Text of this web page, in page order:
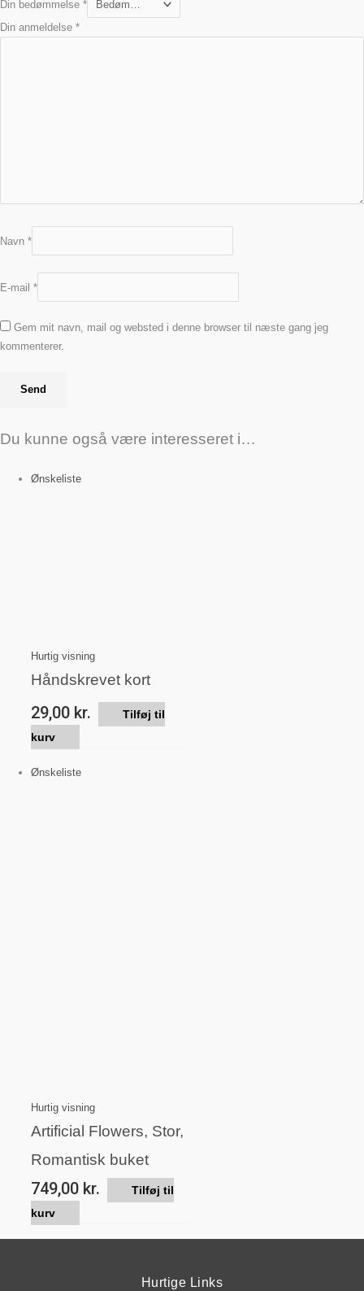
Din bedømmelse *
Din anmeldelse *
Navn *
E-mail *
Gem mit navn, mail og websted i denne browser til næste gang jeg
kommenterer.
Du kunne også være interesseret i…
Ønskeliste
Hurtig visning
Håndskrevet kort
29,00 kr.
Tilføj til
kurv
Ønskeliste
Hurtig visning
Artificial Flowers, Stor,
Romantisk buket
749,00 kr.
Tilføj til
kurv
Hurtige Links